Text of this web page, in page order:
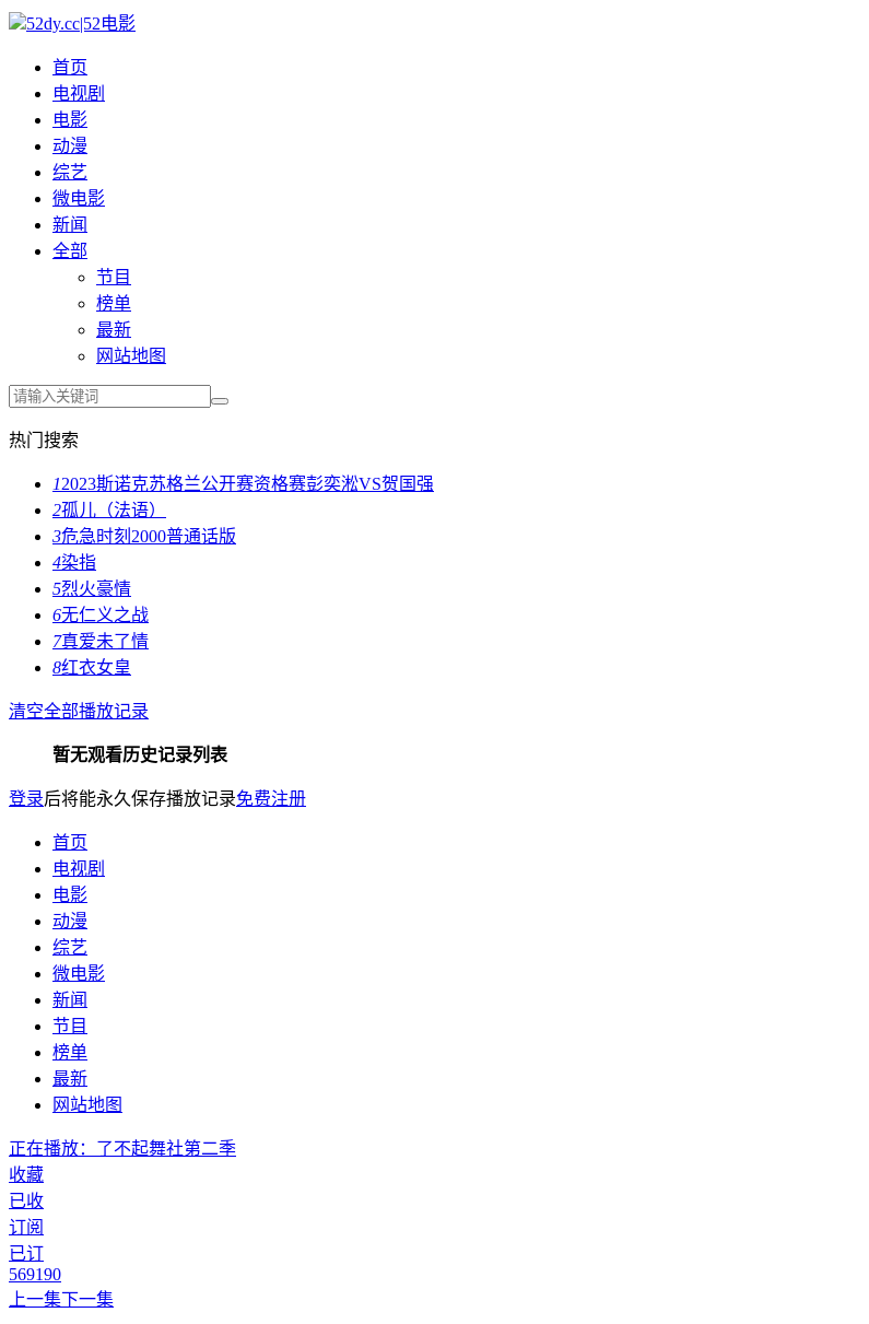
52dy.cc|52电影
首页
电视剧
电影
动漫
综艺
微电影
新闻
全部
节目
榜单
最新
网站地图
热门搜索
12023斯诺克苏格兰公开赛资格赛彭奕淞VS贺国强
2孤儿（法语）
3危急时刻2000普通话版
4染指
5烈火豪情
6无仁义之战
7真爱未了情
8红衣女皇
清空全部播放记录
暂无观看历史记录列表
登录后将能永久保存播放记录免费注册
首页
电视剧
电影
动漫
综艺
微电影
新闻
节目
榜单
最新
网站地图
正在播放：了不起舞社第二季
收藏
已收
订阅
已订
569190
上一集下一集